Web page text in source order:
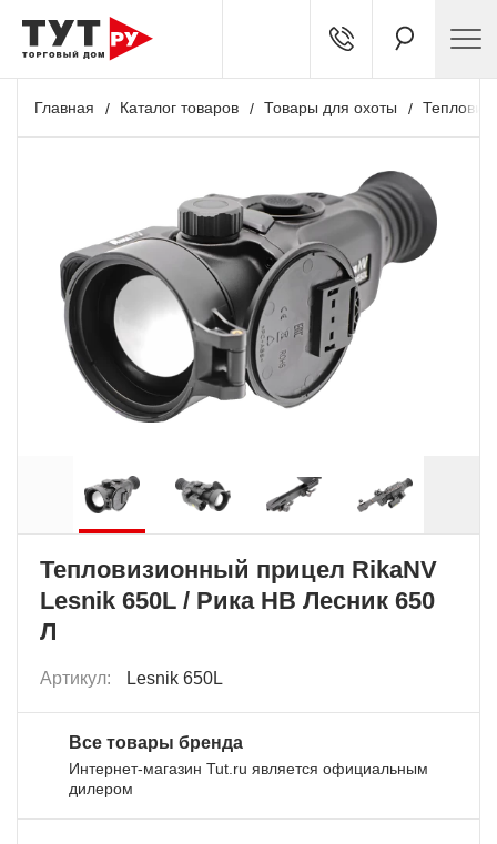
Главная Каталог товаров Товары для охоты
Тепловизионный прицел RikaNV
Lesnik 650L / Рика НВ Лесник 650
Л
Артикул: Lesnik 650L
Все товары бренда
Интернет-магазин Tut.ru является официальным
дилером